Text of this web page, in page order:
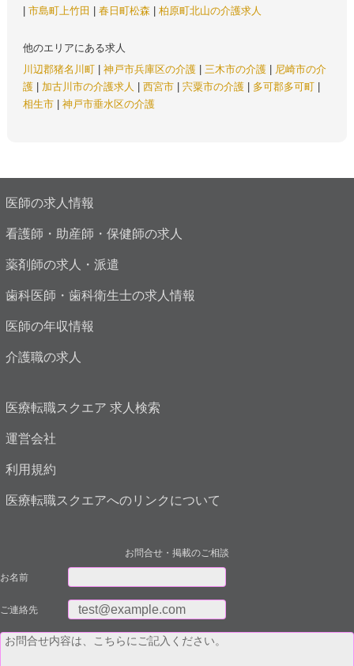
市島町上竹田 春日町松森 柏原町北山の介護求人
他のエリアにある求人
川辺郡猪名川町
神戸市兵庫区の介護 三木市の介護
尼崎市の介
護
加古川市の介護求人 西宮市 宍粟市の介護 多可郡多可町
相生市
神戸市垂水区の介護
医師の求人情報
看護師・助産師・保健師の求人
薬剤師の求人・派遣
歯科医師・歯科衛生士の求人情報
医師の年収情報
介護職の求人
医療転職スクエア 求人検索
運営会社
利用規約
医療転職スクエアへのリンクについて
お問合せ・掲載のご相談
お名前
ご連絡先